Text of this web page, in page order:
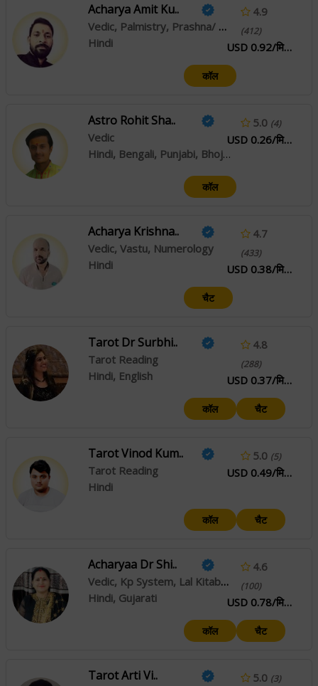
Acharya Amit Ku..
Vedic, Palmistry, Prashna/ Horary
Hindi
4.9
(412)
USD 0.92/मिनट
कॉल
Astro Rohit Sha..
Vedic
Hindi, Bengali, Punjabi, Bhojpuri, Nepali, Rajasthani
5.0 (4)
USD 0.26/मिनट
कॉल
Acharya Krishna..
Vedic, Vastu, Numerology
Hindi
4.7
(433)
USD 0.38/मिनट
चैट
Tarot Dr Surbhi..
Tarot Reading
Hindi, English
4.8
(288)
USD 0.37/मिनट
कॉल चैट
Tarot Vinod Kum..
Tarot Reading
Hindi
5.0 (5)
USD 0.49/मिनट
कॉल चैट
Acharyaa Dr Shi..
Vedic, Kp System, Lal Kitab, Reiki
Hindi, Gujarati
4.6
(100)
USD 0.78/मिनट
कॉल चैट
Tarot Arti Vi.. 5.0 (3)